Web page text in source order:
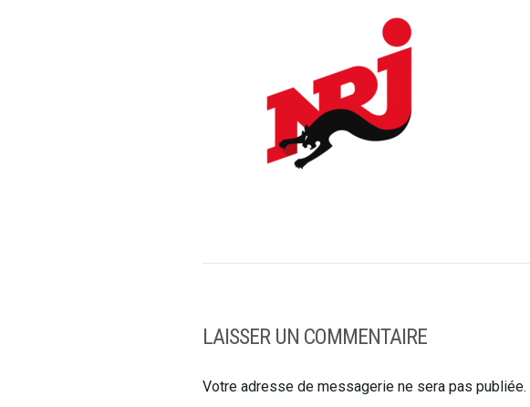
LAISSER UN COMMENTAIRE
Votre adresse de messagerie ne sera pas publiée.